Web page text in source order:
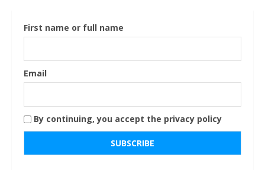
First name or full name
Email
By continuing, you accept the privacy policy